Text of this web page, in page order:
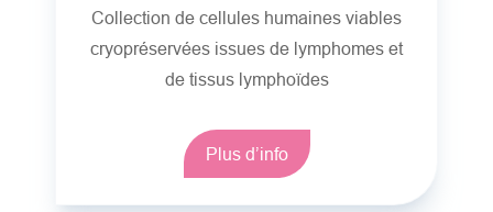
Collection de cellules humaines viables
cryopréservées issues de lymphomes et
de tissus lymphoïdes
Plus d’info